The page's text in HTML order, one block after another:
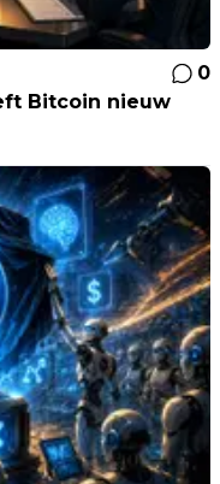
0
Bitcoin nieuw